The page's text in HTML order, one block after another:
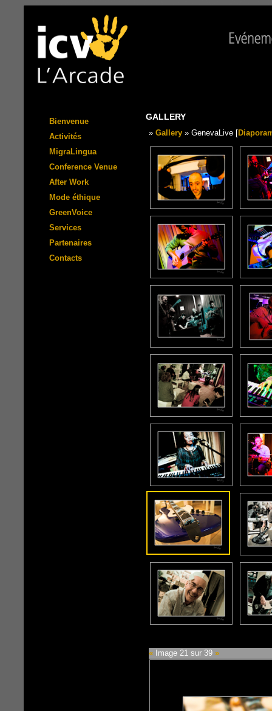
Bienvenue
Activités
MigraLingua
Conference Venue
After Work
Mode éthique
GreenVoice
Services
Partenaires
Contacts
GALLERY
» Gallery » GenevaLive [
« Image 21 sur 39 »